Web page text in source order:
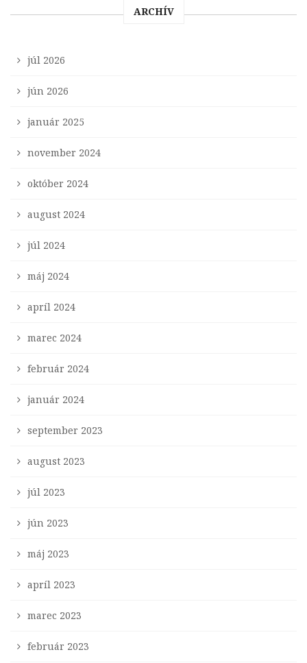
ARCHÍV
júl 2026
jún 2026
január 2025
november 2024
október 2024
august 2024
júl 2024
máj 2024
apríl 2024
marec 2024
február 2024
január 2024
september 2023
august 2023
júl 2023
jún 2023
máj 2023
apríl 2023
marec 2023
február 2023